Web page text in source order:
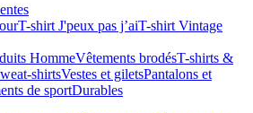
T-shirt J'peux pas j’aiT-shirt Vintage
HommeVêtements brodésT-shirts &
shirtsVestes et giletsPantalons et
de sportDurables